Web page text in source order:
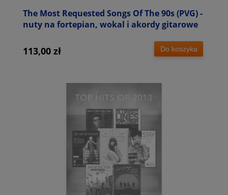
The Most Requested Songs Of The 90s (PVG) -
nuty na fortepian, wokal i akordy gitarowe
113,00 zł Do koszyka